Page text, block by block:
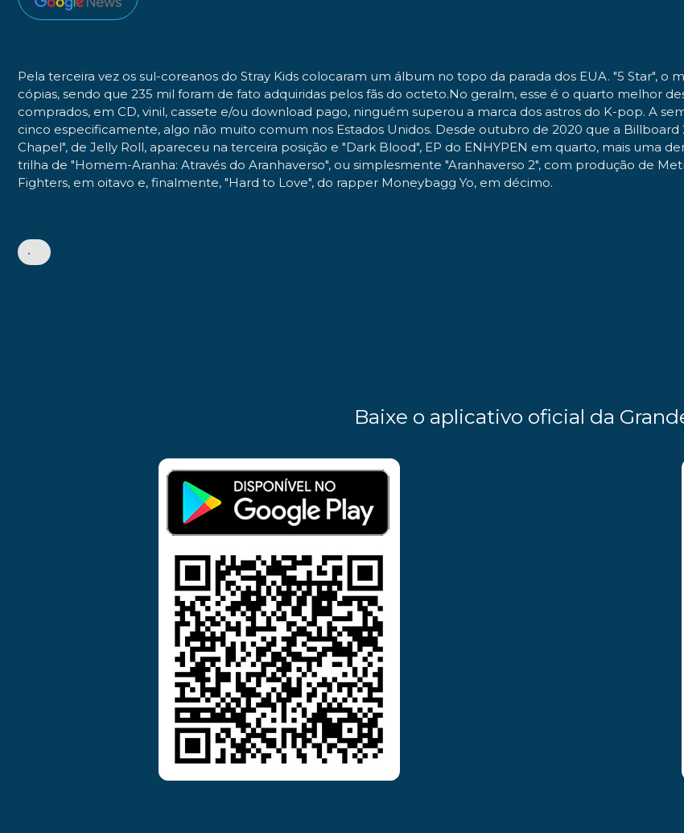
Pela terceira vez os sul-coreanos do Stray Kids colocaram um álbum no topo da parada dos EUA. "5 Star",
cópias, sendo que 235 mil foram de fato adquiridas pelos fãs do octeto.No geralm, esse é o quarto melhor
comprados, em CD, vinil, cassete e/ou download pago, ninguém superou a marca dos astros do K-pop. A
cinco especificamente, algo não muito comum nos Estados Unidos. Desde outubro de 2020 que a
Chapel", de Jelly Roll, apareceu na terceira posição e "Dark Blood", EP do ENHYPEN em quarto, mais uma
trilha de "Homem-Aranha: Através do Aranhaverso", ou simplesmente "Aranhaverso 2", com produção de
Fighters, em oitavo e, finalmente, "Hard to Love", do rapper Moneybagg Yo, em décimo.
•
Baixe o aplicativo oficial da